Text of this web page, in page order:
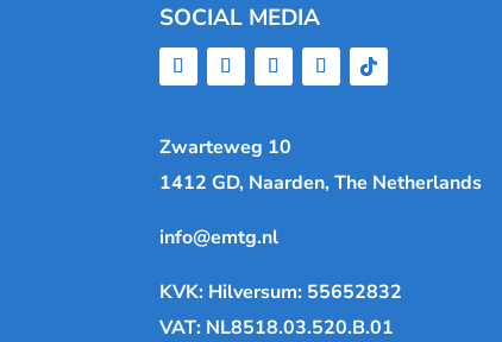
SOCIAL MEDIA
Zwarteweg 10
1412 GD, Naarden, The Netherlands
info@emtg.nl
KVK: Hilversum: 55652832
VAT: NL8518.03.520.B.01